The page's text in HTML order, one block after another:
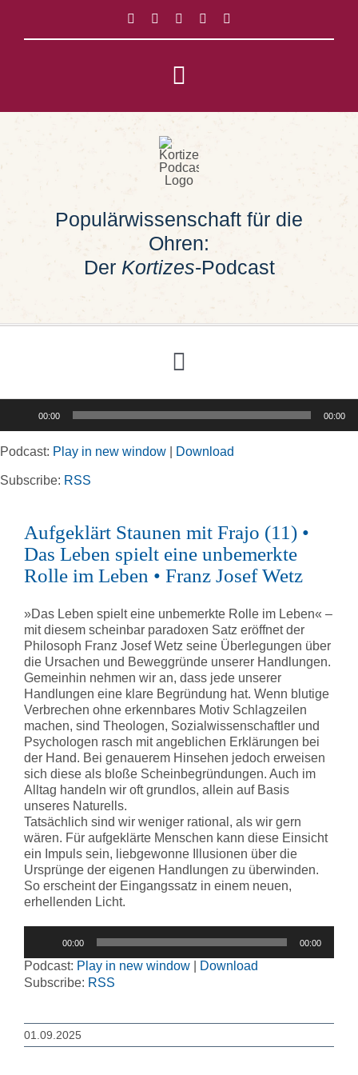
springen
Toggle
Navigation
Impressum
Datenschutz
Populärwissenschaft für die
Ohren:
Der Kortizes-Podcast
Toggle
Navigation
Rubriken
Kortizes Website
00:00 00:00
Podcast: Play in new window Download
Subscribe: RSS
Aufgeklärt Staunen mit Frajo (11) •
Das Leben spielt eine unbemerkte
Rolle im Leben • Franz Josef Wetz
»Das Leben spielt eine unbemerkte Rolle im Leben« –
mit diesem scheinbar paradoxen Satz eröffnet der
Philosoph Franz Josef Wetz seine Überlegungen über
die Ursachen und Beweggründe unserer Handlungen.
Gemeinhin nehmen wir an, dass jede unserer
Handlungen eine klare Begründung hat. Wenn blutige
Verbrechen ohne erkennbares Motiv Schlagzeilen
machen, sind Theologen, Sozialwissenschaftler und
Psychologen rasch mit angeblichen Erklärungen bei
der Hand. Bei genauerem Hinsehen jedoch erweisen
sich diese als bloße Scheinbegründungen. Auch im
Alltag handeln wir oft grundlos, allein auf Basis
unseres Naturells.
Tatsächlich sind wir weniger rational, als wir gern
wären. Für aufgeklärte Menschen kann diese Einsicht
ein Impuls sein, liebgewonne Illusionen über die
Ursprünge der eigenen Handlungen zu überwinden.
So erscheint der Eingangssatz in einem neuen,
erhellenden Licht.
00:00 00:00
Podcast: Play in new window
Download
Subscribe: RSS
01.09.2025